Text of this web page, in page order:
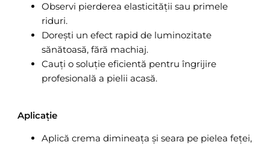
Observi pierderea elasticității sau primele
riduri.
Dorești un efect rapid de luminozitate
sănătoasă, fără machiaj.
Cauți o soluție eficientă pentru îngrijire
profesională a pielii acasă.
Aplicație
Aplică crema dimineața și seara pe pielea feței,